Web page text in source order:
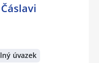
úvazek